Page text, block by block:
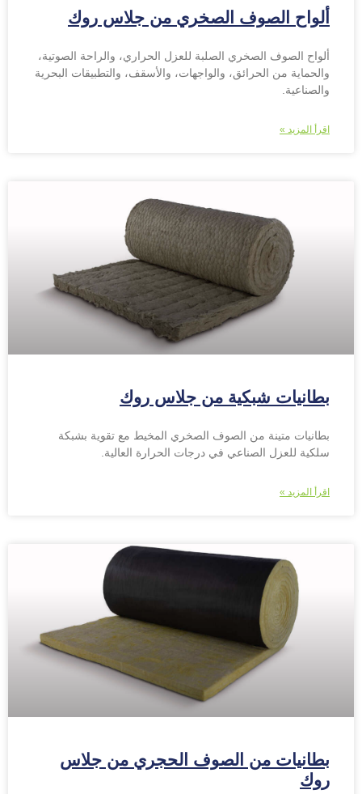
ألواح الصوف الصخري من جلاس روك
ألواح الصوف الصخري الصلبة للعزل الحراري، والراحة الصوتية،
والحماية من الحرائق، والواجهات، والأسقف، والتطبيقات البحرية
والصناعية.
اقرأ المزيد »
بطانيات شبكية من جلاس روك
بطانيات متينة من الصوف الصخري المخيط مع تقوية بشبكة
سلكية للعزل الصناعي في درجات الحرارة العالية.
اقرأ المزيد »
بطانيات من الصوف الحجري من جلاس
روك